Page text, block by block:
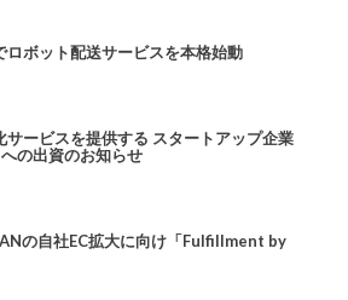
ボット配送サービスを本格始動
ービスを提供する スタートアップ企業
の出資のお知らせ
の自社EC拡大に向け「Fulfillment by